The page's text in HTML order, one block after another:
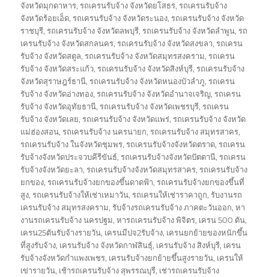
จังหวัดมุกดาหาร,รถเครนรับจ้าง จังหวัดยโสธร,รถเครนรับจ้าง
จังหวัดร้อยเอ็ด,รถเครนรับจ้าง จังหวัดระนอง,รถเครนรับจ้าง จังหวัด
ราชบุรี,รถเครนรับจ้าง จังหวัดลพบุรี,รถเครนรับจ้าง จังหวัดลำพูน,รถ
เครนรับจ้าง จังหวัดสกลนคร,รถเครนรับจ้าง จังหวัดสงขลา,รถเครน
รับจ้าง จังหวัดสตูล,รถเครนรับจ้าง จังหวัดสมุทรสงคราม,รถเครน
รับจ้าง จังหวัดสระแก้ว,รถเครนรับจ้าง จังหวัดสิงห์บุรี,รถเครนรับจ้าง
จังหวัดสุราษฎร์ธานี,รถเครนรับจ้าง จังหวัดหนองบัวลำภู,รถเครน
รับจ้าง จังหวัดอ่างทอง,รถเครนรับจ้าง จังหวัดอำนาจเจริญ,รถเครน
รับจ้าง จังหวัดอุทัยธานี,รถเครนรับจ้าง จังหวัดเพชรบุรี,รถเครน
รับจ้าง จังหวัดเลย,รถเครนรับจ้าง จังหวัดแพร่,รถเครนรับจ้าง จังหวัด
แม่ฮ่องสอน,รถเครนรับจ้าง นครนายก,รถเครนรับจ้าง สมุทรสาคร,
รถเครนรับจ้าง ในจังหวัดชุมพร,รถเครนรับจ้างจังหวัดตราด,รถเครน
รับจ้างจังหวัดประจวบคีรีขันธ์,รถเครนรับจ้างจังหวัดปัตตานี,รถเครน
รับจ้างจังหวัดยะลา,รถเครนรับจ้างจังหวัดสมุทรสาคร,รถเครนรับจ้าง
ยกของ,รถเครนรับจ้างยกของขึ้นดาดฟ้า,รถเครนรับจ้างยกของขึ้นที่
สูง,รถเครนรับจ้างให้เช่าเหมาวัน,รถเครนให้เช่าราคาถูก,รับงานรถ
เครนรับจ้าง สมุทรสงคราม,รับจ้างรถเครนรับจ้าง ภาคตะวันออก,หา
งานรถเครนรับจ้าง นครปฐม,หารถเครนรับจ้าง พิจิตร, เครน 500 ตัน,
เครน25ตันรับจ้างรายวัน, เครนมีปจ2รับจ้าง, เครนยกย้ายของหนักขึ้น
ที่สูงรับจ้าง, เครนรับจ้าง จังหวัดกาฬสินธุ์, เครนรับจ้าง สิงห์บุรี, เครน
รับจ้างจังหวัดกำแพงเพชร, เครนรับจ้างยกย้ายขึ้นสูงรายวัน, เครนให้
เข่ารายวัน, เช้ารถเครนรับจ้าง สุพรรณบุรี, เช่ารถเครนรับจ้าง